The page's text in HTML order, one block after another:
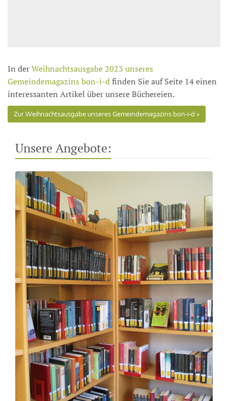
In derWeihnachtsausgabe 2023 unseres
Gemeindemagazins bon-i-dfinden Sie auf Seite 14 einen
interessanten Artikel über unsere Büchereien.
Zur Weihnachtsausgabe unseres Gemeindemagazins bon-i-d
Unsere Angebote: